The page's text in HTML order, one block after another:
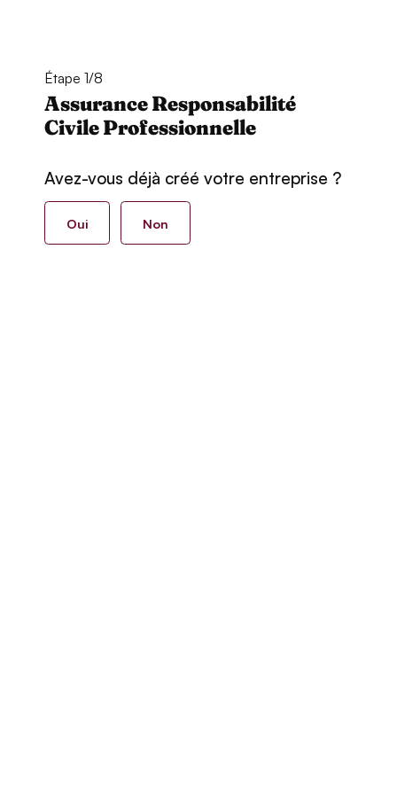
Étape 1/8
Assurance Responsabilité
Civile Professionnelle
Avez-vous déjà créé votre entreprise ?
Oui Non